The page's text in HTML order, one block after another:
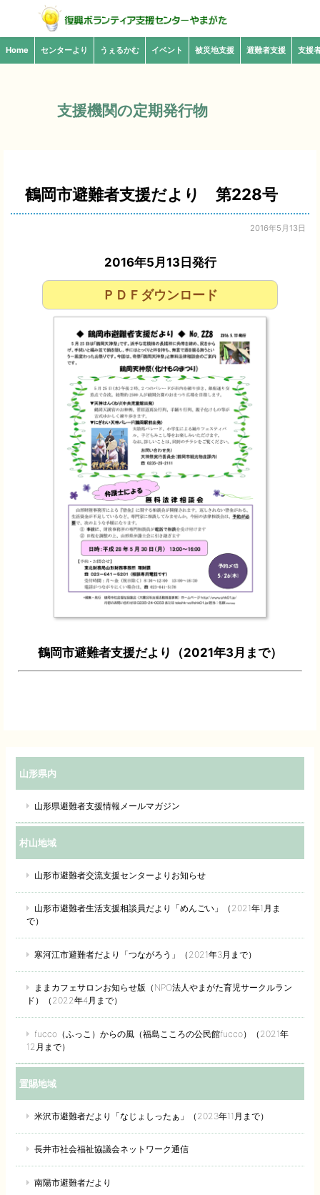
Home センターより うぇるかむ イベント 被災地支援 避難者支援 支援
支援機関の定期発行物
鶴岡市避難者支援だより 第228号
2016年5月13日
2016年5月13日発行
ＰＤＦダウンロード
鶴岡市避難者支援だより（2021年3月まで）
山形県内
山形県避難者支援情報メールマガジン
村山地域
山形市避難者交流支援センターよりお知らせ
山形市避難者生活支援相談員だより「めんごい」（2021年1月ま
で）
寒河江市避難者だより「つながろう」（2021年3月まで）
ままカフェサロンお知らせ版（NPO法人やまがた育児サークルラン
ド）（2022年4月まで）
fucco（ふっこ）からの風（福島こころの公民館fucco）（2021年
12月まで）
置賜地域
米沢市避難者だより「なじょしったぁ」（2023年11月まで）
長井市社会福祉協議会ネットワーク通信
南陽市避難者だより